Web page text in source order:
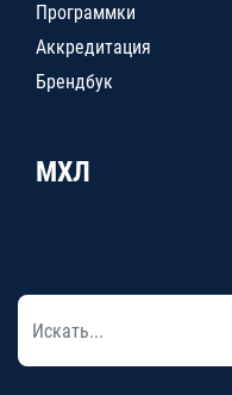
Программки
Аккредитация
Брендбук
МХЛ